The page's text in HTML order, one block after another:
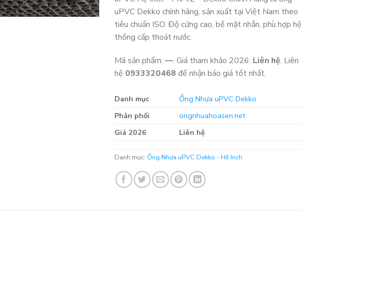
uPVC Dekko chính hãng, sản xuất tại Việt Nam theo
tiêu chuẩn ISO. Độ cứng cao, bề mặt nhẵn, phù hợp hệ
thống cấp thoát nước.
Mã sản phẩm:—. Giá tham khảo 2026: Liên hệ. Liên
hệ 0933320468 để nhận báo giá tốt nhất.
Danh mục
Ống Nhựa uPVC Dekko
Phân phối
ongnhuahoasen.net
Giá 2026
Liên hệ
Danh mục:Ống Nhựa uPVC Dekko - Hệ Inch